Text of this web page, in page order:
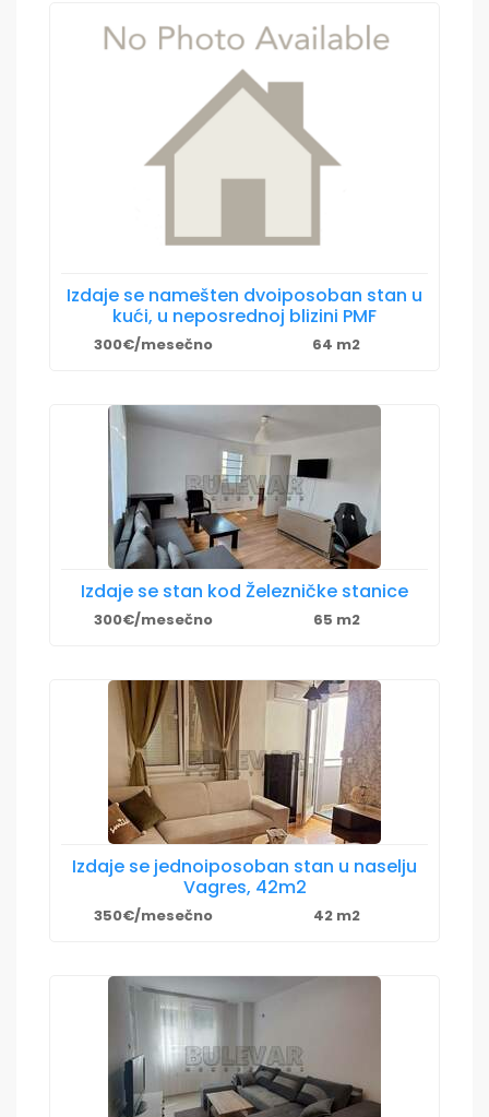
Izdaje se namešten dvoiposoban stan u
kući, u neposrednoj blizini PMF
300€/mesečno 64 m2
Izdaje se stan kod Železničke stanice
300€/mesečno 65 m2
Izdaje se jednoiposoban stan u naselju
Vagres, 42m2
350€/mesečno 42 m2